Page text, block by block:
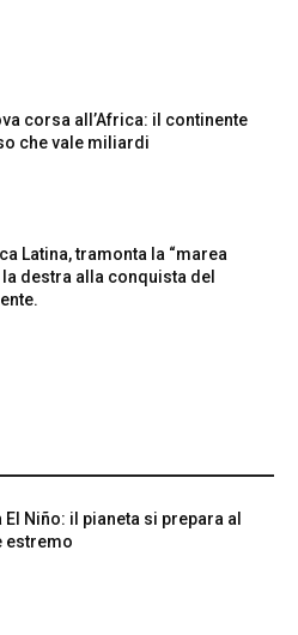
corsa all’Africa: il continente
che vale miliardi
Latina, tramonta la “marea
la destra alla conquista del
El Niño: il pianeta si prepara al
estremo